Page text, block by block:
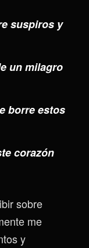
suspiros y
un milagro
borre estos
corazón
sobre
me
y